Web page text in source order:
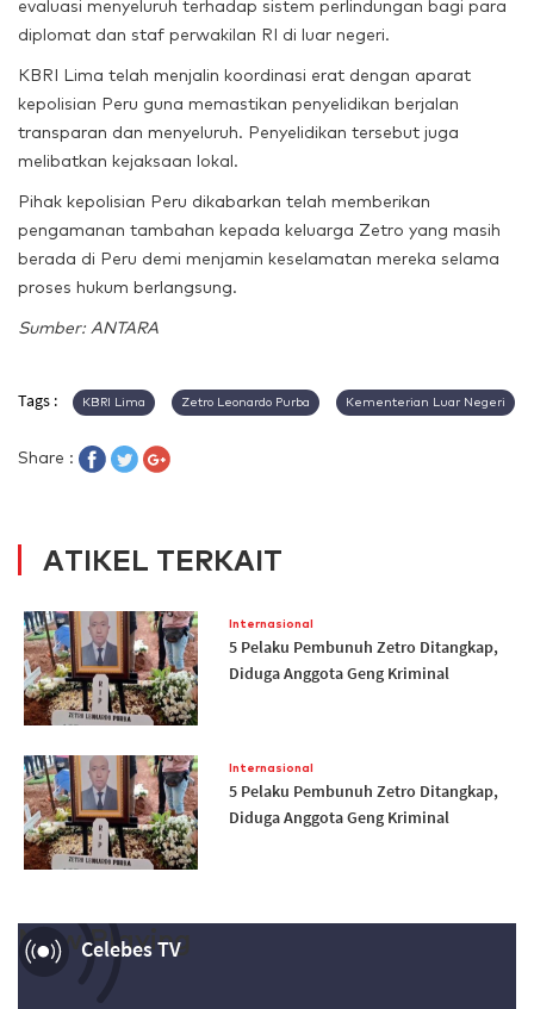
evaluasi menyeluruh terhadap sistem perlindungan bagi para
diplomat dan staf perwakilan RI di luar negeri.
KBRI Lima telah menjalin koordinasi erat dengan aparat
kepolisian Peru guna memastikan penyelidikan berjalan
transparan dan menyeluruh. Penyelidikan tersebut juga
melibatkan kejaksaan lokal.
Pihak kepolisian Peru dikabarkan telah memberikan
pengamanan tambahan kepada keluarga Zetro yang masih
berada di Peru demi menjamin keselamatan mereka selama
proses hukum berlangsung.
Sumber: ANTARA
Tags : KBRI Lima Zetro Leonardo Purba Kementerian Luar Negeri
Share :
ATIKEL TERKAIT
Internasional
5 Pelaku Pembunuh Zetro Ditangkap,
Diduga Anggota Geng Kriminal
Internasional
5 Pelaku Pembunuh Zetro Ditangkap,
Diduga Anggota Geng Kriminal
Celebes TV
Now Playing